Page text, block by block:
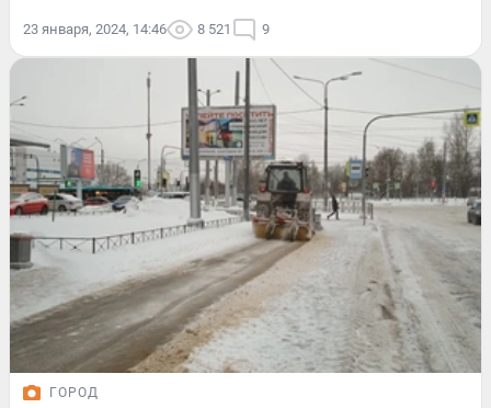
23 января, 2024, 14:46 8 521 9
ГОРОД